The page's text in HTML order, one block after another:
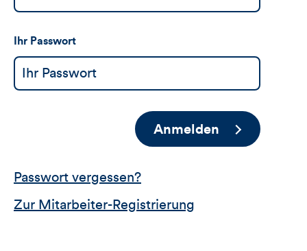
Ihr Passwort
Anmelden
Passwort vergessen?
Zur Mitarbeiter-Registrierung